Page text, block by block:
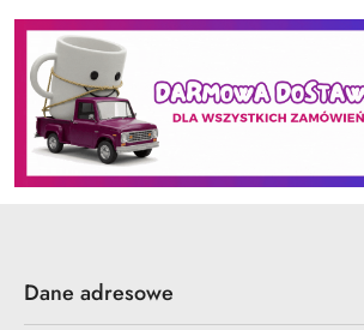
Dane adresowe